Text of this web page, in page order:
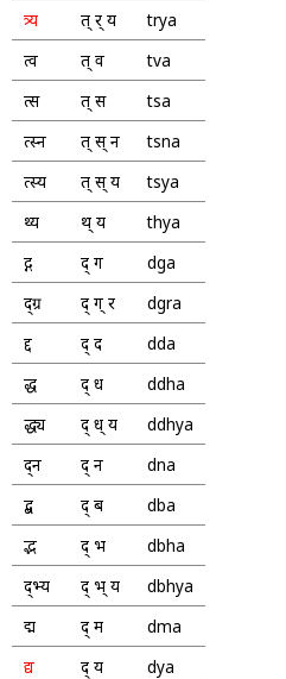
त्र्य
त् र् य
trya
त्व
त् व
tva
त्स
त् स
tsa
त्स्न
त् स् न
tsna
त्स्य
त् स् य
tsya
थ्य
थ् य
thya
द्ग
द् ग
dga
द्ग्र
द् ग् र
dgra
द्द
द् द
dda
द्ध
द् ध
ddha
द्ध्य
द् ध् य
ddhya
द्न
द् न
dna
द्ब
द् ब
dba
द्भ
द् भ
dbha
द्भ्य
द् भ् य
dbhya
द्म
द् म
dma
द्य
द् य
dya